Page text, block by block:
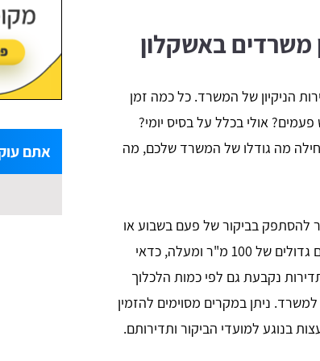
משרדים באשקלון
הניקיון של המשרד. כל כמה זמן
אולי בכלל על בסיס יומי?
מה גודלו של המשרד שלכם, מה
קטנים של עד 50 מ"ר אפשר להסתפק בביקור של פעם בשבוע או
בניקיון משרדים של 3 פעמים בשבוע אך במשרדים גדולים של 100 מ"ר ומעלה, כדאי
נקבעת גם לפי כמות הלכלוך
ניתן במקרים מסוימים להזמין
בנוגע למועדי הביקור ותדירותם.
אתם